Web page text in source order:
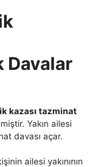
Davalar
kazası tazminat
Yakın ailesi
davası açar.
ailesi yakınının